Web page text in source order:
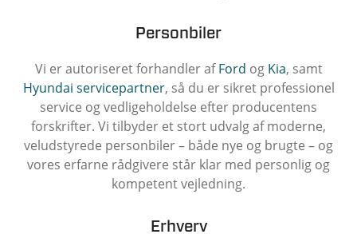
Personbiler
Vi er autoriseret forhandler afFord og Kia, samt
Hyundai servicepartner, så du er sikret professionel
service og vedligeholdelse efter producentens
forskrifter. Vi tilbyder et stort udvalg af moderne,
veludstyrede personbiler – både nye og brugte – og
vores erfarne rådgivere står klar med personlig og
kompetent vejledning.
Erhverv